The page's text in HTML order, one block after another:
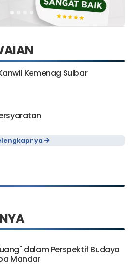
Kemenag Sulbar
dalam Perspektif Budaya
Mandar